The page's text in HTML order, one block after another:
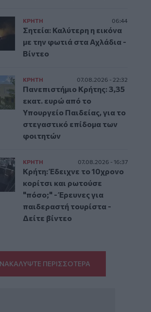
ΚΡΗΤΗ 06:44
Σητεία: Καλύτερη η εικόνα
με την φωτιά στα Αχλάδια -
Βίντεο
ΚΡΗΤΗ 07.08.2026 - 22:32
Πανεπιστήμιο Κρήτης: 3,35
εκατ. ευρώ από το
Υπουργείο Παιδείας, για το
στεγαστικό επίδομα των
φοιτητών
ΚΡΗΤΗ 07.08.2026 - 16:37
Κρήτη: Έδειχνε το 10χρονο
κορίτσι και ρωτούσε
"πόσο;" - Έρευνες για
παιδεραστή τουρίστα -
Δείτε βίντεο
ΠΕΡΙΣΣΟΤΕΡΑ